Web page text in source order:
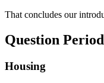
That concludes our
Question Period
Housing